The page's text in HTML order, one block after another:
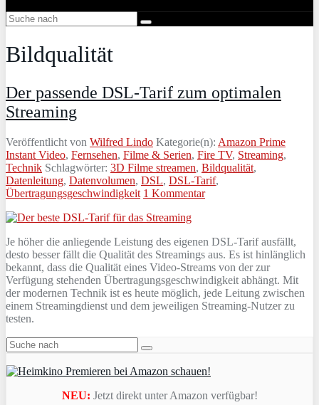
Bildqualität
Der passende DSL-Tarif zum optimalen
Streaming
Veröffentlicht von Wilfred Lindo Kategorie(n): Amazon Prime
Instant Video, Fernsehen, Filme & Serien, Fire TV, Streaming,
Technik Schlagwörter: 3D Filme streamen, Bildqualität,
Datenleitung, Datenvolumen, DSL, DSL-Tarif,
Übertragungsgeschwindigkeit 1 Kommentar
Je höher die anliegende Leistung des eigenen DSL-Tarif ausfällt,
desto besser fällt die Qualität des Streamings aus. Es ist hinlänglich
bekannt, dass die Qualität eines Video-Streams von der zur
Verfügung stehenden Übertragungsgeschwindigkeit abhängt. Mit
der modernen Technik ist es heute möglich, jede Leitung zwischen
einem Streamingdienst und dem jeweiligen Streaming-Nutzer zu
testen.
NEU: Jetzt direkt unter Amazon verfügbar!